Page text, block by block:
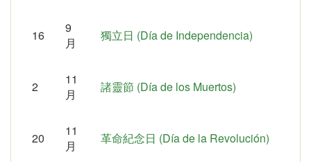
16
9
月
獨立日 (Día de Independencia)
2
11
月
諸靈節 (Día de los Muertos)
20
11
月
革命紀念日 (Día de la Revolución)